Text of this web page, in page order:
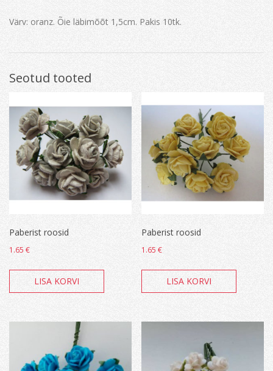
Värv: oranz. Õie läbimõõt 1,5cm. Pakis 10tk.
Seotud tooted
Paberist roosid
1.65 €
LISA KORVI
Paberist roosid
1.65€
LISA KORVI